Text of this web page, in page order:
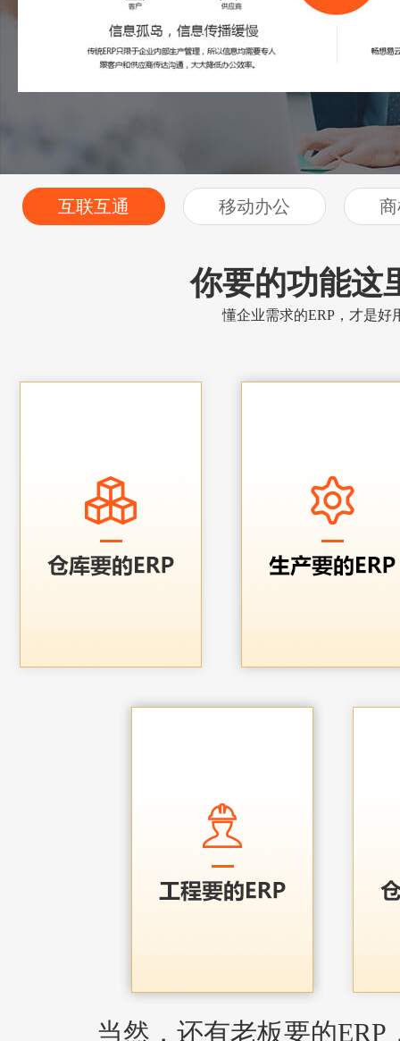
互联互通 移动办公
你要的功能这
懂企业需求的ERP，才是好
当然，还有老板要的ERP